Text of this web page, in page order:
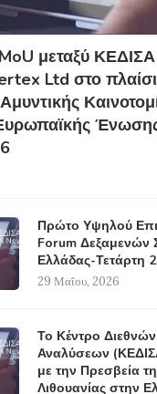
μεταξύ ΚΕΔΙΣΑ
Ltd στο
Πρώτο Υψηλού
Forum Δεξαμενών
Ελλάδας-Τετάρτη
29 Μαΐου, 2026
Το Κέντρο
Αναλύσεων
με την Πρεσβεία
Λιθουανίας στην